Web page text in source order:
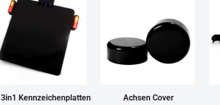
3in1 Kennzeichenplatten Achsen Cover